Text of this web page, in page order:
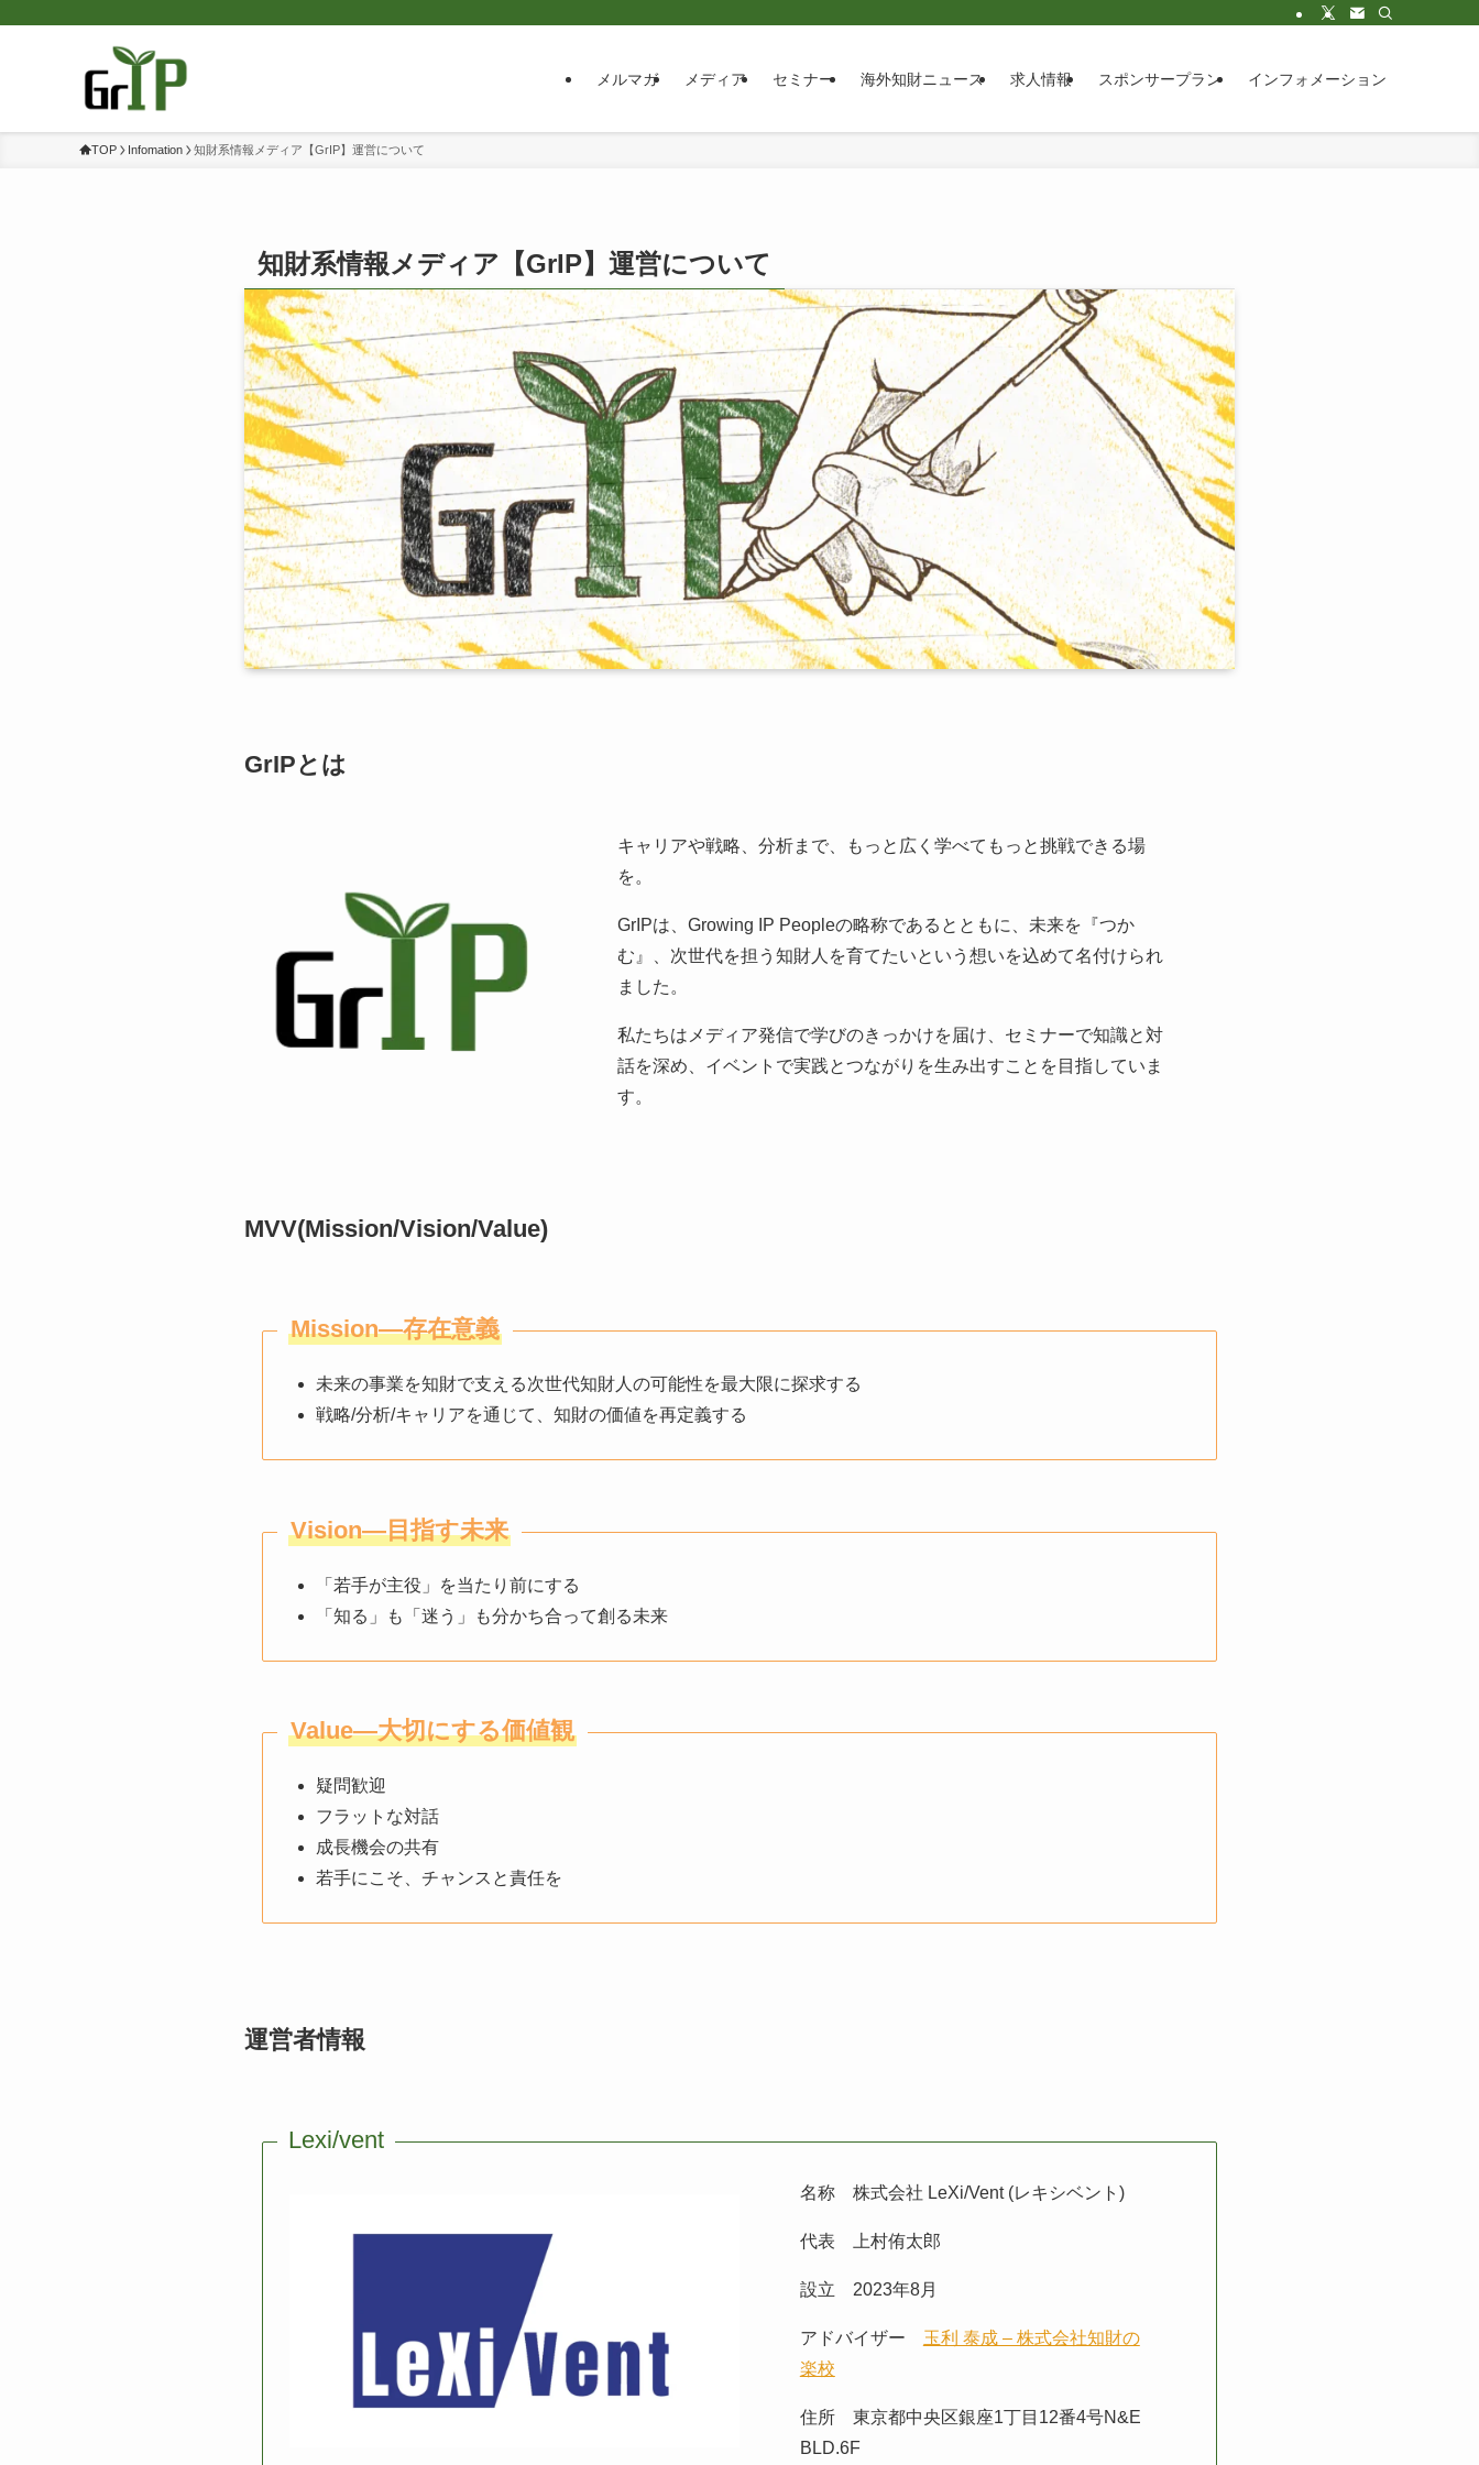
メルマガ メディア セミナー 海外知財ニュース 求人情報 スポンサープラン インフォメーション
TOP Infomation 知財系情報メディア【GrIP】運営について
知財系情報メディア【GrIP】運営について
GrIPとは
キャリアや戦略、分析まで、もっと広く学べてもっと挑戦できる場
を。
GrIPは、Growing IP Peopleの略称であるとともに、未来を『つか
む』、次世代を担う知財人を育てたいという想いを込めて名付けられ
ました。
私たちはメディア発信で学びのきっかけを届け、セミナーで知識と対
話を深め、イベントで実践とつながりを生み出すことを目指していま
す。
MVV(Mission/Vision/Value)
Mission―存在意義
未来の事業を知財で支える次世代知財人の可能性を最大限に探求する
戦略/分析/キャリアを通じて、知財の価値を再定義する
Vision―目指す未来
「若手が主役」を当たり前にする
「知る」も「迷う」も分かち合って創る未来
Value―大切にする価値観
疑問歓迎
フラットな対話
成長機会の共有
若手にこそ、チャンスと責任を
運営者情報
Lexi/vent
名称 株式会社 LeXi/Vent (レキシベント)
代表 上村侑太郎
設立 2023年8月
アドバイザー 玉利 泰成 – 株式会社知財の
楽校
住所 東京都中央区銀座1丁目12番4号N&E
BLD.6F